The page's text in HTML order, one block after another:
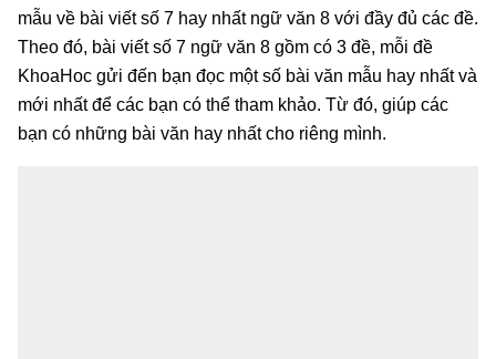
mẫu về bài viết số 7 hay nhất ngữ văn 8 với đầy đủ các đề.
Theo đó, bài viết số 7 ngữ văn 8 gồm có 3 đề, mỗi đề
KhoaHoc gửi đến bạn đọc một số bài văn mẫu hay nhất và
mới nhất để các bạn có thể tham khảo. Từ đó, giúp các
bạn có những bài văn hay nhất cho riêng mình.